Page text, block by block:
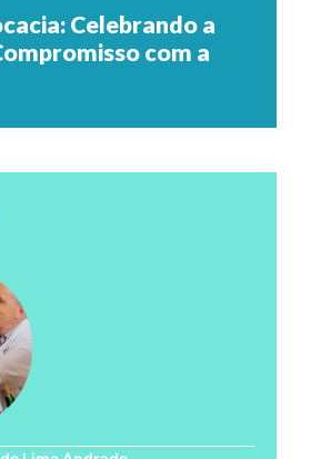
Celebrando a
com a